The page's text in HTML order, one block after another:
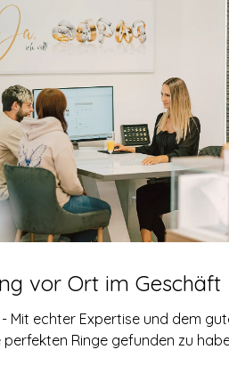
vor Ort im Geschäft
Mit echter Expertise und dem
perfekten Ringe gefunden zu